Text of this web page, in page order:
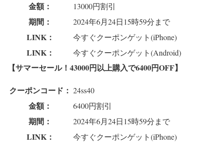
金額： 13000円割引
期間： 2024年6月24日15時59分まで
LINK： 今すぐクーポンゲット(iPhone)
LINK： 今すぐクーポンゲット(Android)
【サマーセール！43000円以上購入で6400円OFF】
クーポンコード： 24ss40
金額： 6400円割引
期間： 2024年6月24日15時59分まで
LINK： 今すぐクーポンゲット(iPhone)